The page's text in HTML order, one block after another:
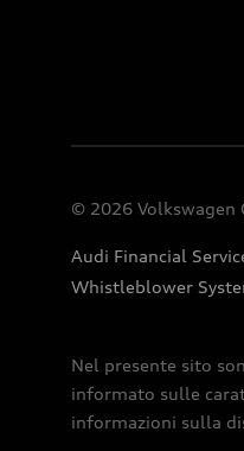
© 2026 Volkswagen
Audi Financial
Whistleblower
Nel presente sito
informato sulle
informazioni sulla